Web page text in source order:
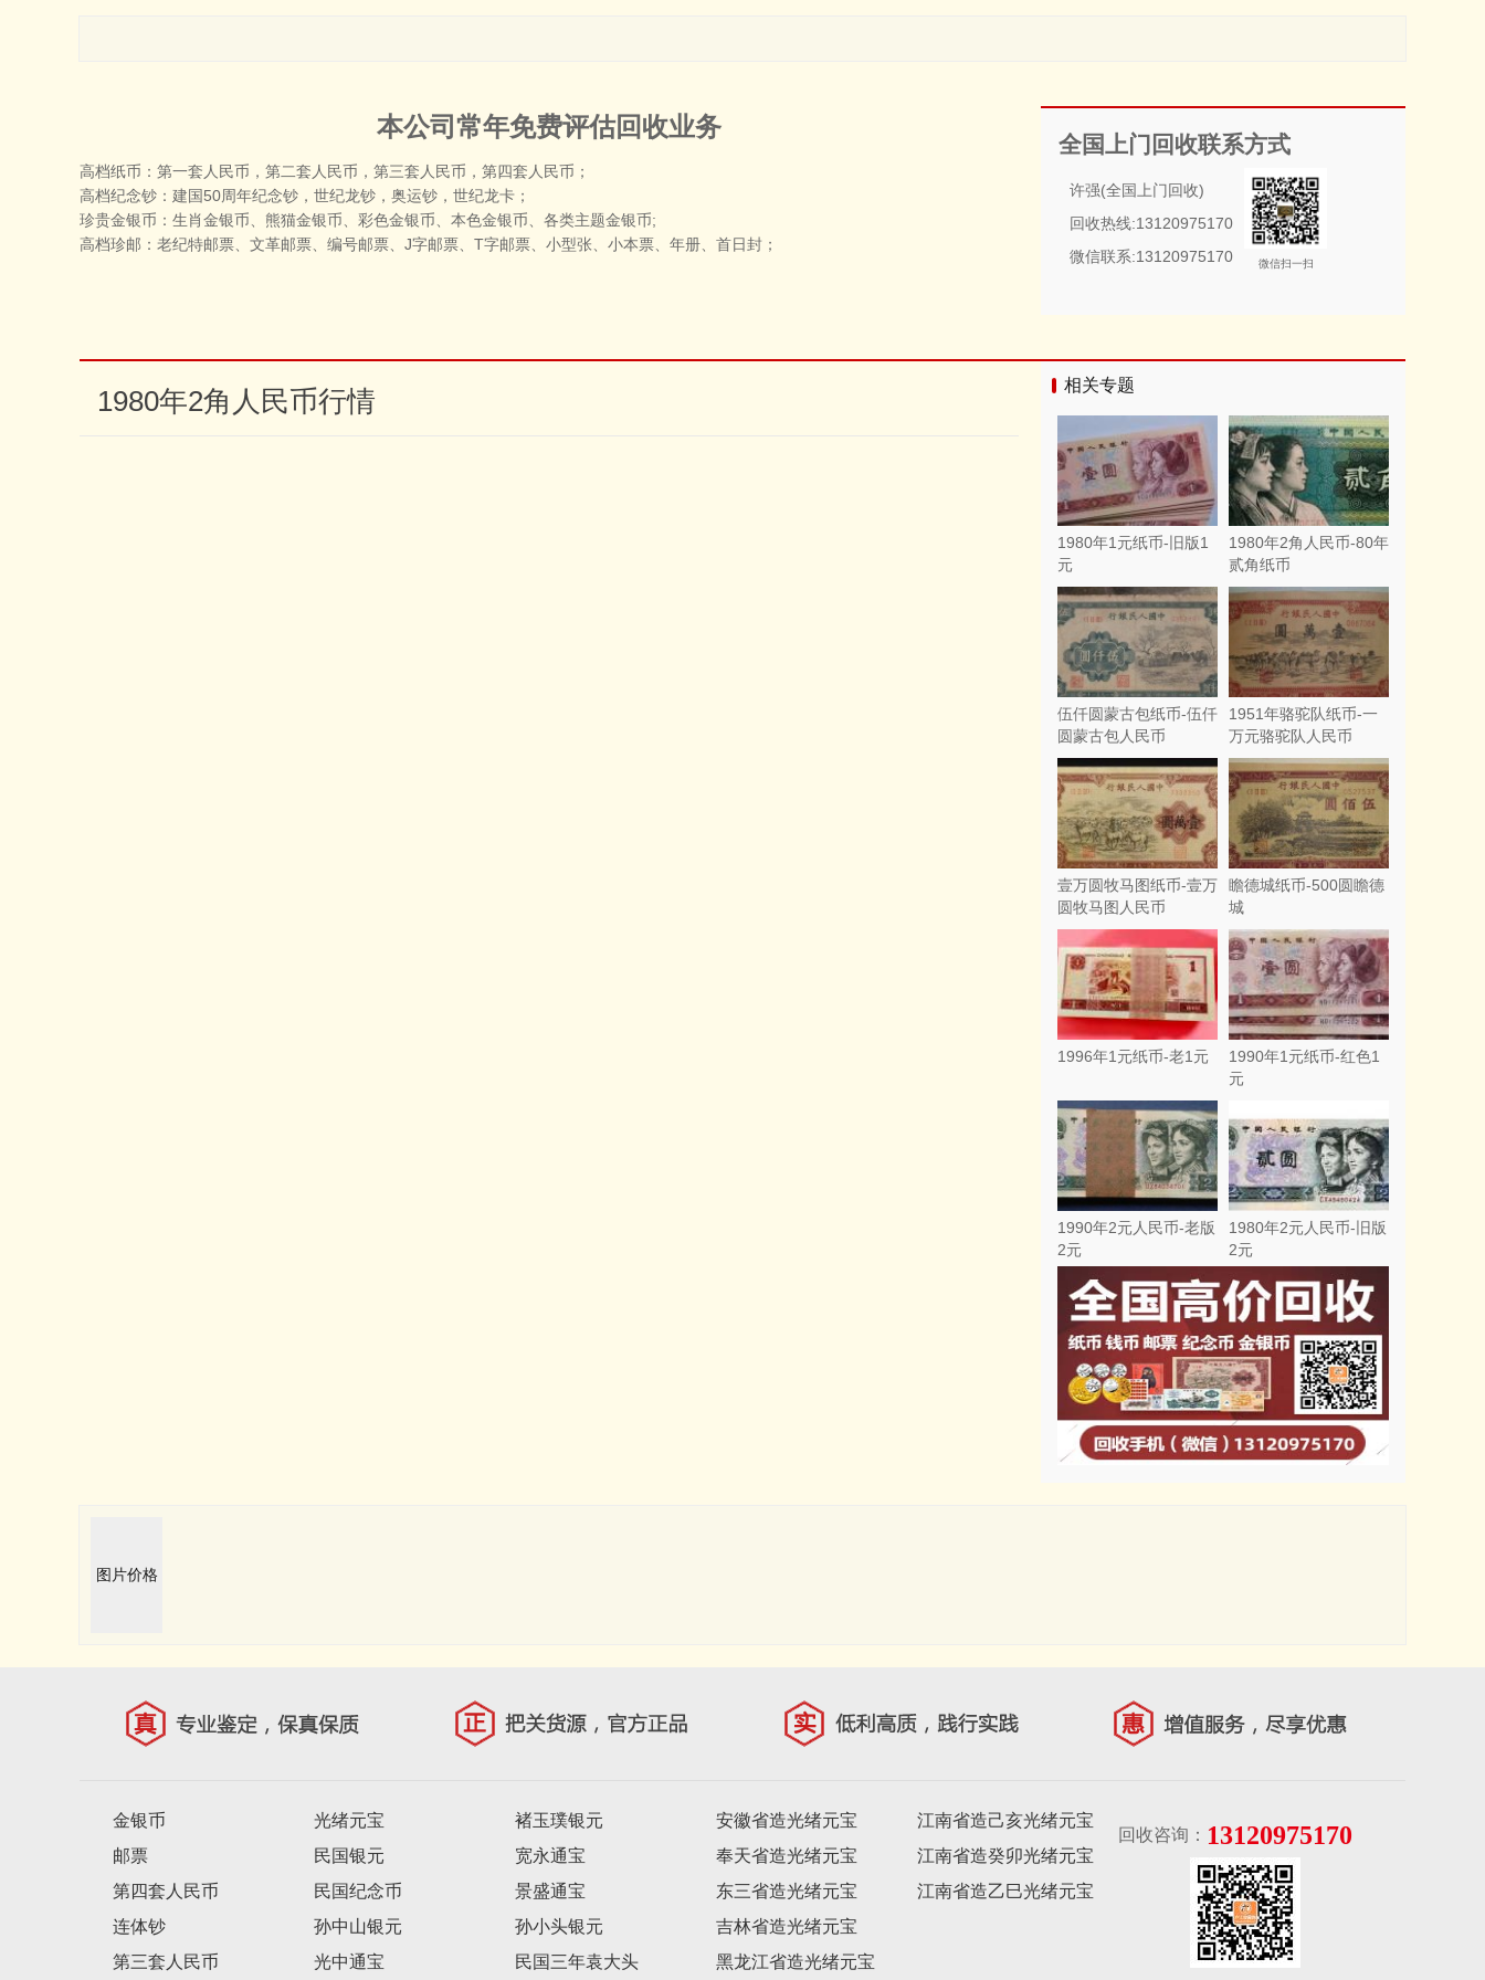
本公司常年免费评估回收业务
高档纸币：第一套人民币，第二套人民币，第三套人民币，第四套人民币；
高档纪念钞：建国50周年纪念钞，世纪龙钞，奥运钞，世纪龙卡；
珍贵金银币：生肖金银币、熊猫金银币、彩色金银币、本色金银币、各类主题金银币;
高档珍邮：老纪特邮票、文革邮票、编号邮票、J字邮票、T字邮票、小型张、小本票、年册、首日封；
全国上门回收联系方式
许强(全国上门回收)
回收热线:13120975170
微信联系:13120975170
微信扫一扫
1980年2角人民币行情 相关专题
1980年1元纸币-旧版1
元
1980年2角人民币-80年
贰角纸币
伍仟圆蒙古包纸币-伍仟
圆蒙古包人民币
1951年骆驼队纸币-一
万元骆驼队人民币
壹万圆牧马图纸币-壹万
圆牧马图人民币
瞻德城纸币-500圆瞻德
城
1996年1元纸币-老1元
1990年1元纸币-红色1
元
1990年2元人民币-老版
2元
1980年2元人民币-旧版
2元
图片价格
金银币
邮票
第四套人民币
连体钞
第三套人民币
光绪元宝
民国银元
民国纪念币
孙中山银元
光中通宝
褚玉璞银元
宽永通宝
景盛通宝
孙小头银元
民国三年袁大头
安徽省造光绪元宝
奉天省造光绪元宝
东三省造光绪元宝
吉林省造光绪元宝
黑龙江省造光绪元宝
江南省造己亥光绪元宝
江南省造癸卯光绪元宝
江南省造乙巳光绪元宝
回收咨询： 13120975170